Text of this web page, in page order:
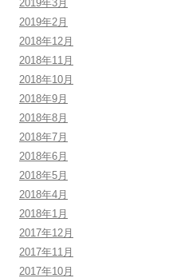
2019年3月
2019年2月
2018年12月
2018年11月
2018年10月
2018年9月
2018年8月
2018年7月
2018年6月
2018年5月
2018年4月
2018年1月
2017年12月
2017年11月
2017年10月